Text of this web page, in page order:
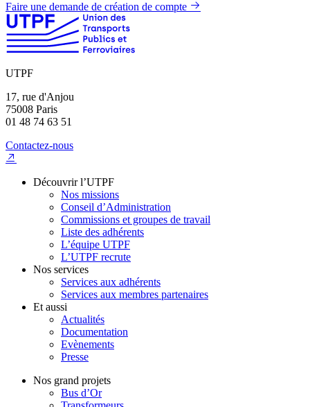
Faire une demande de création de compte
UTPF
17, rue d'Anjou
75008 Paris
01 48 74 63 51
Contactez-nous
Découvrir l’UTPF
Nos missions
Conseil d’Administration
Commissions et groupes de travail
Liste des adhérents
L’équipe UTPF
L’UTPF recrute
Nos services
Services aux adhérents
Services aux membres partenaires
Et aussi
Actualités
Documentation
Evènements
Presse
Nos grand projets
Bus d’Or